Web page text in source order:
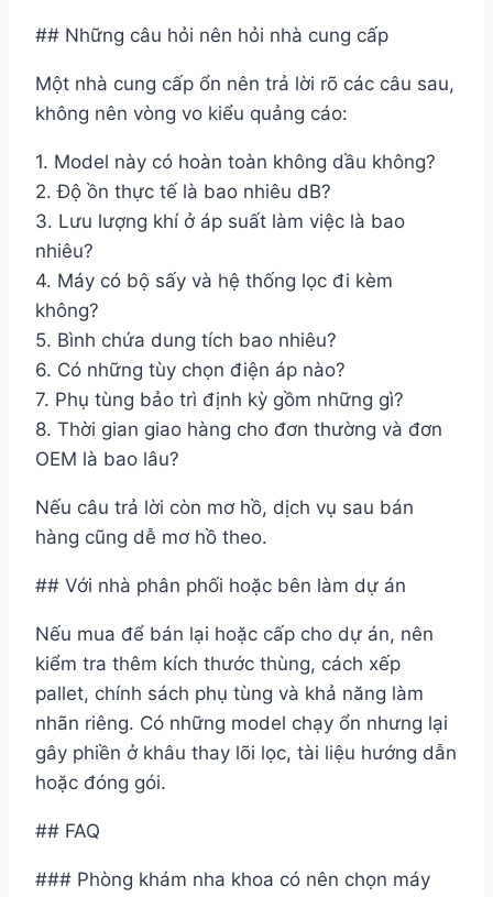
## Những câu hỏi nên hỏi nhà cung cấp
Một nhà cung cấp ổn nên trả lời rõ các câu sau,
không nên vòng vo kiểu quảng cáo:
1. Model này có hoàn toàn không dầu không?
2. Độ ồn thực tế là bao nhiêu dB?
3. Lưu lượng khí ở áp suất làm việc là bao
nhiêu?
4. Máy có bộ sấy và hệ thống lọc đi kèm
không?
5. Bình chứa dung tích bao nhiêu?
6. Có những tùy chọn điện áp nào?
7. Phụ tùng bảo trì định kỳ gồm những gì?
8. Thời gian giao hàng cho đơn thường và đơn
OEM là bao lâu?
Nếu câu trả lời còn mơ hồ, dịch vụ sau bán
hàng cũng dễ mơ hồ theo.
## Với nhà phân phối hoặc bên làm dự án
Nếu mua để bán lại hoặc cấp cho dự án, nên
kiểm tra thêm kích thước thùng, cách xếp
pallet, chính sách phụ tùng và khả năng làm
nhãn riêng. Có những model chạy ổn nhưng lại
gây phiền ở khâu thay lõi lọc, tài liệu hướng dẫn
hoặc đóng gói.
## FAQ
### Phòng khám nha khoa có nên chọn máy